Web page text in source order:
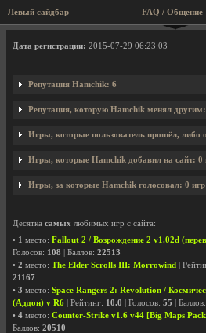
Левый сайдбар FAQ / Общение
Профиль пользователя
Дата регистрации: 2015-07-29 06:23:03
Репутация Hamchik: 6
Репутация, которую Hamchik менял
Игры, которые пользователь прошёл, либо
Игры, которые Hamchik добавил на сайт: 0
Игры, за которые Hamchik голосовал: 0 игр
Десятка самых любимых игр с сайта:
• 1 место: Fallout 2 / Возрождение 2 v1.02d
Голосов: 108 | Баллов: 22513
• 2 место: The Elder Scrolls III: Morrowind |
21167
• 3 место: Space Rangers 2: Revolution /
(Аддон) v R6 | Рейтинг: 10.0 | Голосов: 55 | Баллов:
• 4 место: Counter-Strike v1.6 v44 [Big Maps
Баллов: 20510